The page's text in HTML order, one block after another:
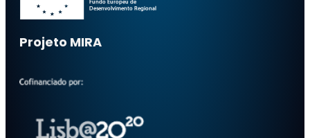
Projeto MIRA